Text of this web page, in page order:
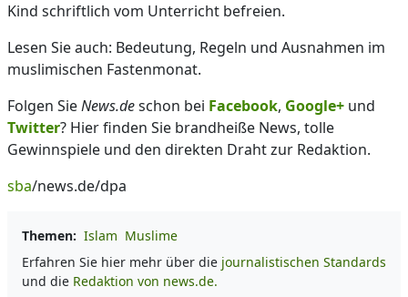
Kind schriftlich vom Unterricht befreien.
Lesen Sie auch: Bedeutung, Regeln und Ausnahmen im
muslimischen Fastenmonat.
Folgen SieNews.deschon bei Facebook, Google+ und
Twitter? Hier finden Sie brandheiße News, tolle
Gewinnspiele und den direkten Draht zur Redaktion.
sba/news.de/dpa
Themen: Islam Muslime
Erfahren Sie hier mehr über die journalistischen Standards
und die Redaktion von news.de.